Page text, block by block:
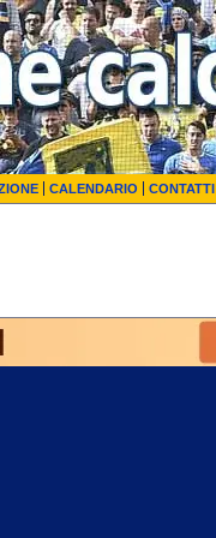
CALENDARIO CONTATTI